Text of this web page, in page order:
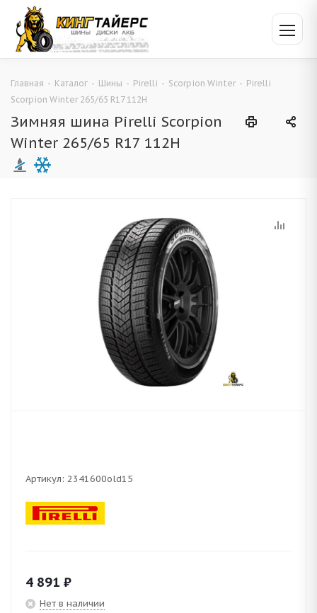
Главная - Каталог - Шины - Pirelli - Scorpion Winter - Pirelli
Scorpion Winter 265/65 R17 112H
Зимняя шина Pirelli Scorpion
Winter 265/65 R17 112H
Артикул: 2341600old15
4 891 ₽
Нет в наличии